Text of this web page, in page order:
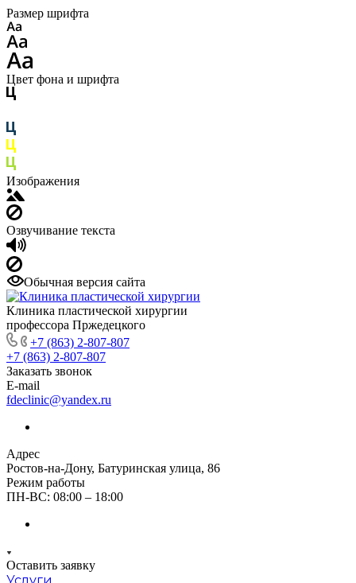
Размер шрифта
Цвет фона и шрифта
Изображения
Озвучивание текста
Обычная версия сайта
Клиника пластической хирургии
профессора Пржедецкого
+7 (863) 2-807-807
+7 (863) 2-807-807
Заказать звонок
E-mail
fdeclinic@yandex.ru
Адрес
Ростов-на-Дону, Батуринская улица, 86
Режим работы
ПН-ВС: 08:00 – 18:00
Оставить заявку